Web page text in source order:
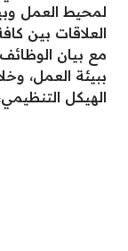
لمحيط العمل
العلاقات بين
مع بيان
ببيئة العمل،
الهيكل